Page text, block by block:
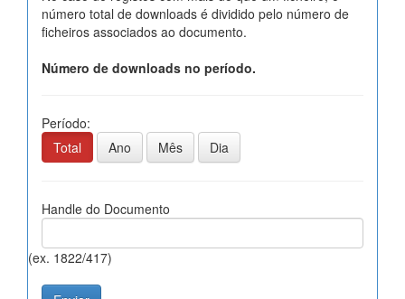
número total de downloads é dividido pelo número de
ficheiros associados ao documento.
Número de downloads no período.
Período:
Total
Ano Mês Dia
Handle do Documento
(ex. 1822/417)